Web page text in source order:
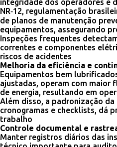
integridade dos operadores e
NR‑12, regulamentação
de planos de manutenção
equipamentos, assegurando
Inspeções frequentes
correntes e componentes
riscos de acidentes
Melhoria da eficiência e
Equipamentos bem
ajustadas, operam com maior
de energia, resultando em
Além disso, a padronização da
cronogramas e checklists, dá
trabalho
Controle documental e
Manter registros diários das